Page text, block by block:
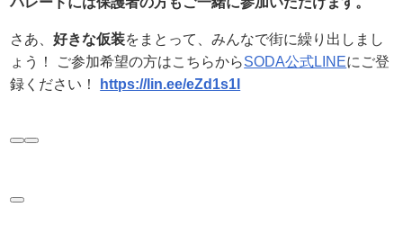
さあ、好きな仮装をまとって、みんなで街に繰り出しまし
ょう！ ご参加希望の方はこちらからSODA公式LINEにご登
録ください！
https://lin.ee/eZd1s1I